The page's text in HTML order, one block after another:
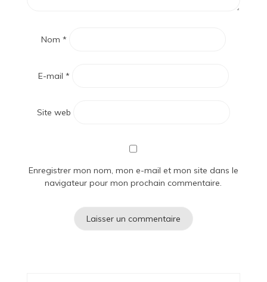
Nom *
E-mail *
Site web
Enregistrer mon nom, mon e-mail et mon site dans le
navigateur pour mon prochain commentaire.